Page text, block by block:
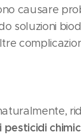
causare
soluzioni